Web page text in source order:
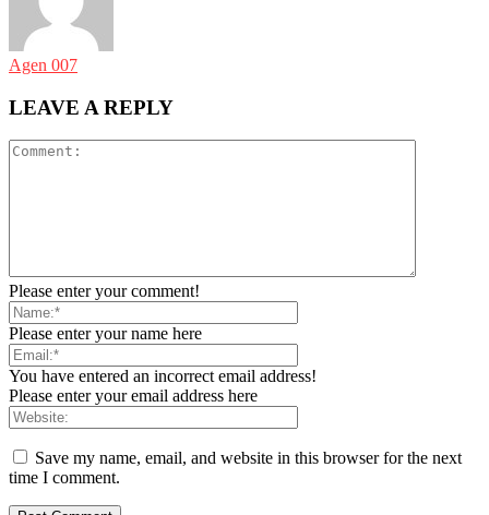
Agen 007
LEAVE A REPLY
Please enter your comment!
Please enter your name here
You have entered an incorrect email address!
Please enter your email address here
Save my name, email, and website in this browser for the next
time I comment.